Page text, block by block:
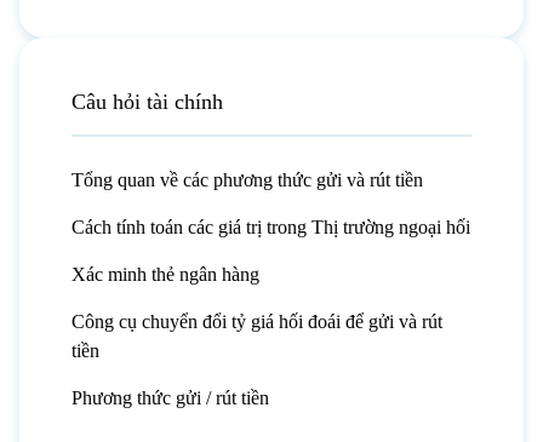
Câu hỏi tài chính
Tổng quan về các phương thức gửi và rút tiền
Cách tính toán các giá trị trong Thị trường ngoại hối
Xác minh thẻ ngân hàng
Công cụ chuyển đổi tỷ giá hối đoái để gửi và rút
tiền
Phương thức gửi / rút tiền